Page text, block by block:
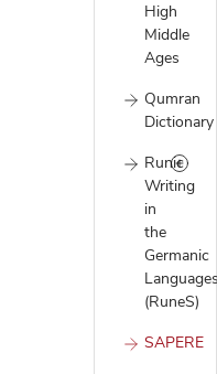
High
Middle
Ages
Qumran
Dictionary
Runic
Writing
in
the
Germanic
(RuneS)
SAPERE